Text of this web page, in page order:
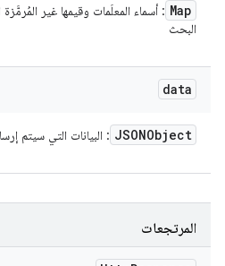
Map : أسماء المعلَمات وقيمها غير
البحث
data
JSONObject : البيانات التي سيتم
المرتجعات